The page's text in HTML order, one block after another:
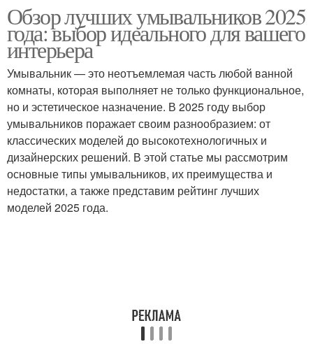
смесители
Смесители с сенсорным
управлением
Смесители для ванной
и
Смесители для кухни
Уход за смесителями
Смеситель для ванной
или
Обзор лучших умывальников 2025
года: выбор идеального для вашего
интерьера
Умывальник — это неотъемлемая часть любой ванной
комнаты, которая выполняет не только функциональное,
но и эстетическое назначение. В 2025 году выбор
умывальников поражает своим разнообразием: от
классических моделей до высокотехнологичных и
дизайнерских решений. В этой статье мы рассмотрим
основные типы умывальников, их преимущества и
недостатки, а также представим рейтинг лучших
моделей 2025 года.